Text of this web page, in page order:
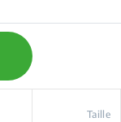
Taille